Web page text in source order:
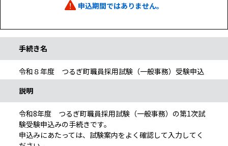
申込期間ではありません。
手続き名
令和８年度 つるぎ町職員採用試験（一般事務）受験申込
説明
令和8年度 つるぎ町職員採用試験（一般事務）の第1次試
験受験申込みの手続きです。
申込みにあたっては、試験案内をよく確認して入力してく